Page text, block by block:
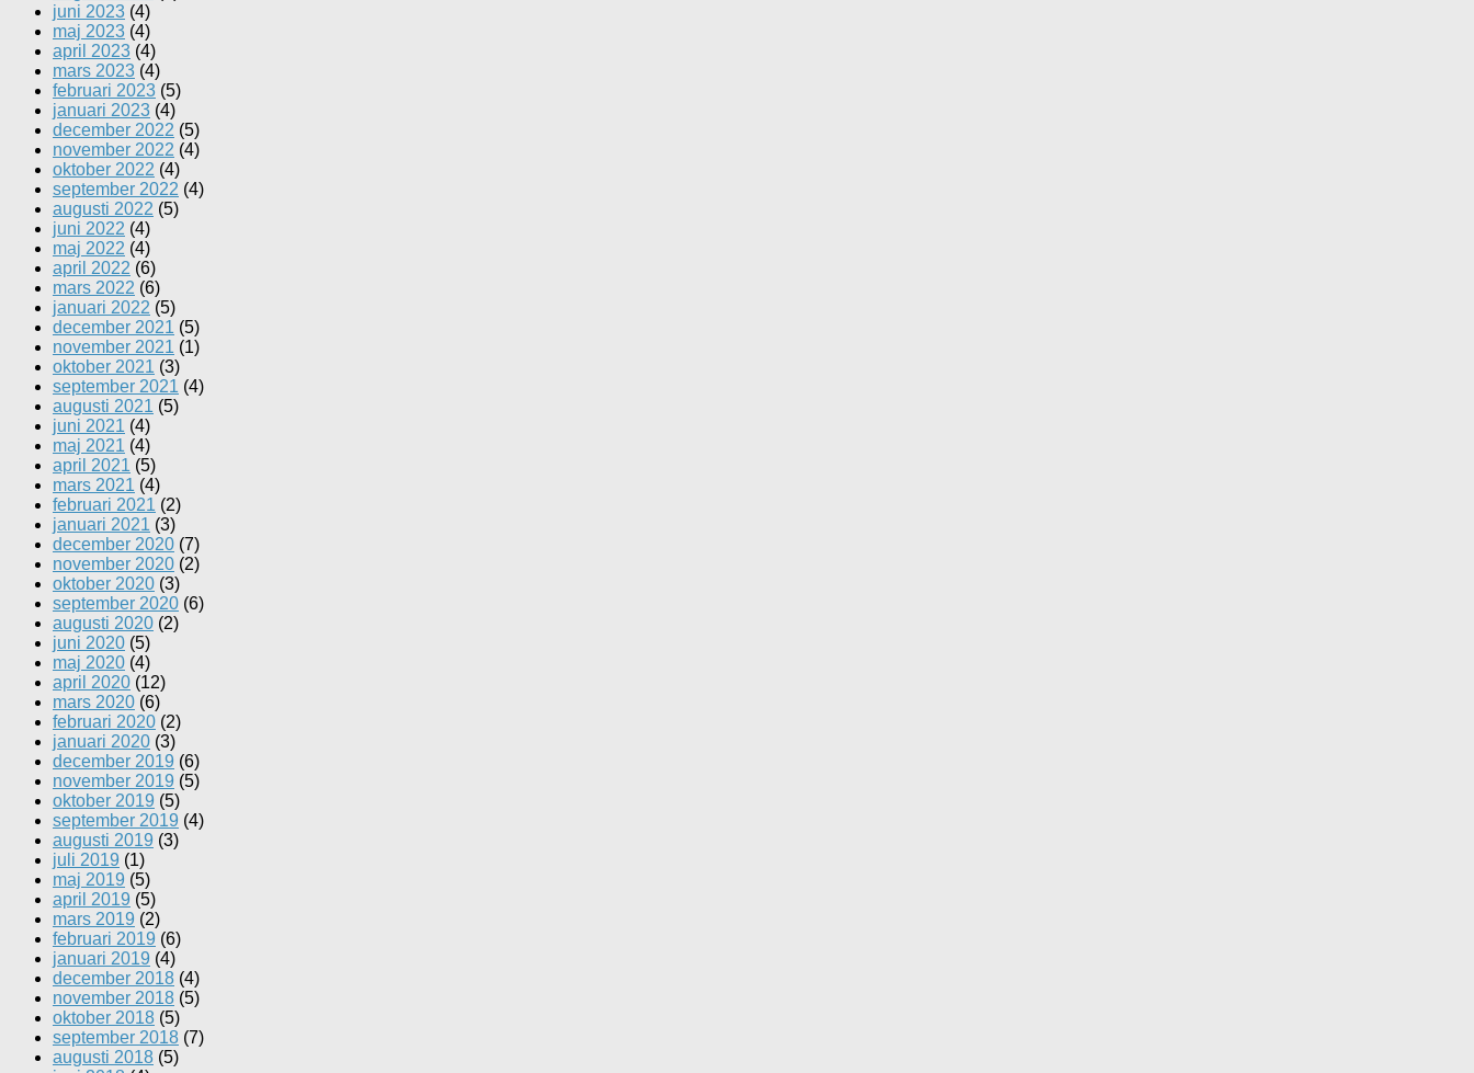
juni 2023 (4)
maj 2023 (4)
april 2023 (4)
mars 2023 (4)
februari 2023 (5)
januari 2023 (4)
december 2022 (5)
november 2022 (4)
oktober 2022 (4)
september 2022 (4)
augusti 2022 (5)
juni 2022 (4)
maj 2022 (4)
april 2022 (6)
mars 2022 (6)
januari 2022 (5)
december 2021 (5)
november 2021 (1)
oktober 2021 (3)
september 2021 (4)
augusti 2021 (5)
juni 2021 (4)
maj 2021 (4)
april 2021 (5)
mars 2021 (4)
februari 2021 (2)
januari 2021 (3)
december 2020 (7)
november 2020 (2)
oktober 2020 (3)
september 2020 (6)
augusti 2020 (2)
juni 2020 (5)
maj 2020 (4)
april 2020 (12)
mars 2020 (6)
februari 2020 (2)
januari 2020 (3)
december 2019 (6)
november 2019 (5)
oktober 2019 (5)
september 2019 (4)
augusti 2019 (3)
juli 2019 (1)
maj 2019 (5)
april 2019 (5)
mars 2019 (2)
februari 2019 (6)
januari 2019 (4)
december 2018 (4)
november 2018 (5)
oktober 2018 (5)
september 2018 (7)
augusti 2018 (5)